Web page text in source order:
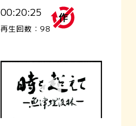
00:20:25
再生回数：98